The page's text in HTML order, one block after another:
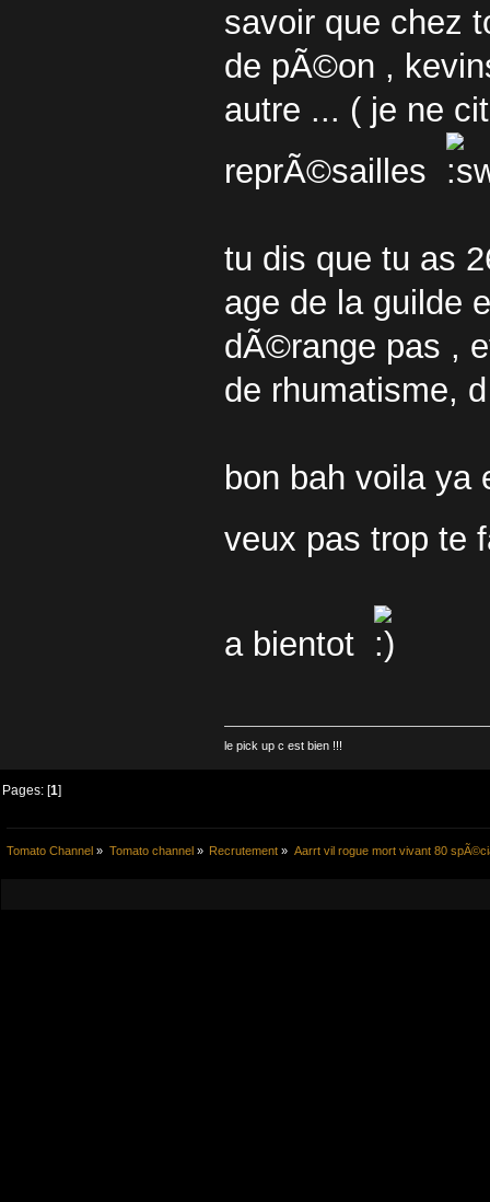
savoir que chez
de pÃ©on ,
autre ... ( je ne
reprÃ©sailles
tu dis que tu as
age de la guilde
dÃ©range pas ,
de rhumatisme,
bon bah voila ya
veux pas trop te
a bientot
le pick up c est bien !!!
Pages: [1]
Tomato Channel » Tomato channel» Recrutement » Aarrt vil rogue mort vivant 80